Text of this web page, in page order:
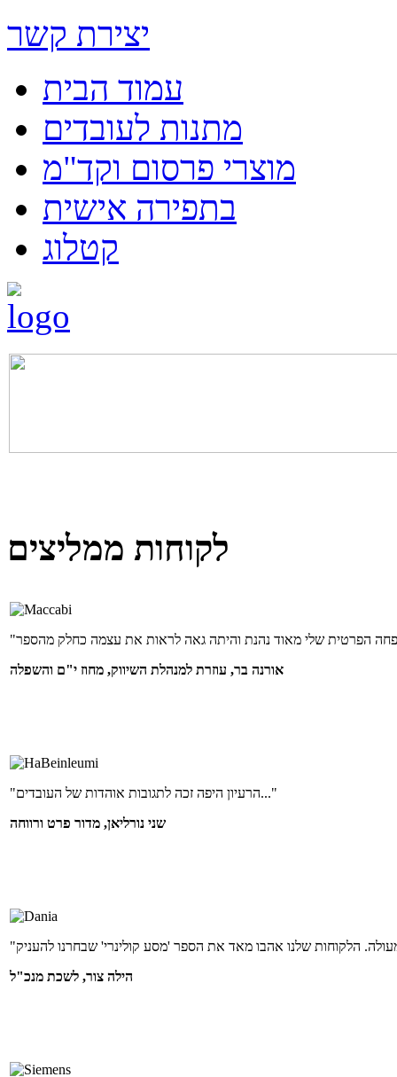
יצירת קשר
עמוד הבית
מתנות לעובדים
מוצרי פרסום וקד"מ
בתפירה אישית
קטלוג
לקוחות ממליצים
אורנה בר, עוזרת למנהלת השיווק, מחוז י"ם והשפלה
"הרעיון היפה זכה לתגובות אוהדות של העובדים..."
שני נורליאן, מדור פרט ורווחה
הילה צור, לשכת מנכ"ל